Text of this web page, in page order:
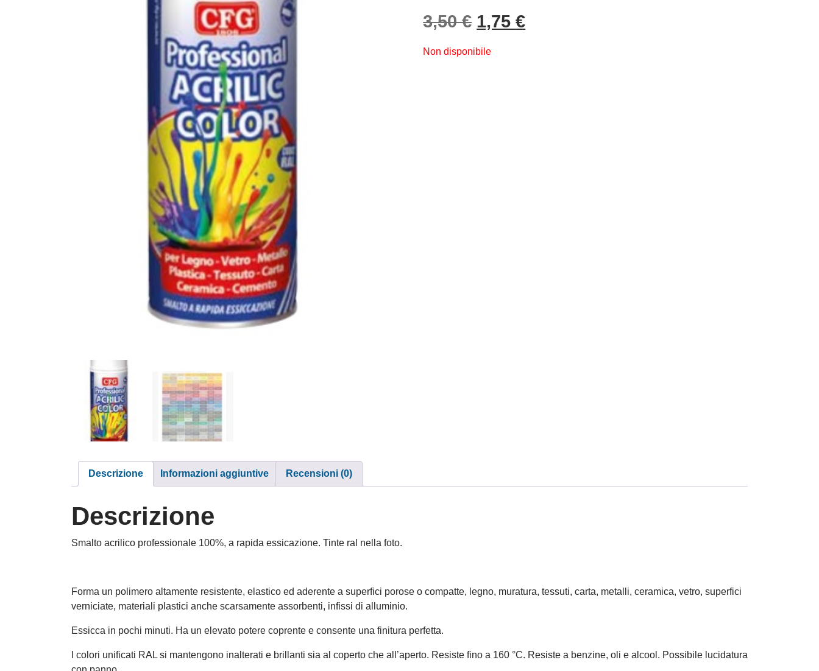
3,50€ Il prezzo originale era: 3,50 €.
1,75€Il prezzo attuale è: 1,75 €.
Non disponibile
Descrizione Informazioni aggiuntive Recensioni (0)
Descrizione
Smalto acrilico professionale 100%, a rapida essicazione. Tinte ral nella foto.
Forma un polimero altamente resistente, elastico ed aderente a superfici porose o compatte, legno, muratura, tessuti, carta, metalli, ceramica, vetro, superfici
verniciate, materiali plastici anche scarsamente assorbenti, infissi di alluminio.
Essicca in pochi minuti. Ha un elevato potere coprente e consente una finitura perfetta.
I colori unificati RAL si mantengono inalterati e brillanti sia al coperto che all’aperto. Resiste fino a 160 °C. Resiste a benzine, oli e alcool. Possibile lucidatura